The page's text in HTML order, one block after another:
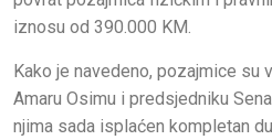
iznosu od 390.000 KM.
Kako je navedeno, pozajmice su
Amaru Osimu i predsjedniku
njima sada isplaćen kompletan